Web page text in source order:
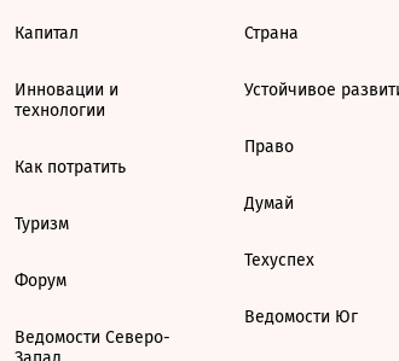
Капитал
Инновации и
технологии
Как потратить
Туризм
Форум
Ведомости Северо-
Страна
Устойчивое
Право
Думай
Техуспех
Ведомости Юг